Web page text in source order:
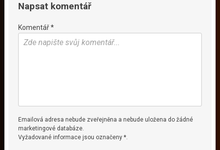
Napsat komentář
Komentář *
Emailová adresa nebude zveřejněna a nebude uložena do žádné
marketingové databáze.
Vyžadované informace jsou označeny *.